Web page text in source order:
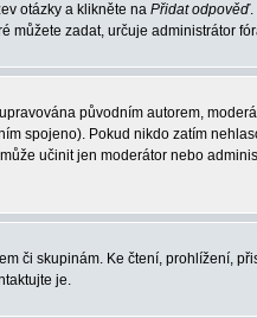
otázky a klikněte na Přidat odpověď.
můžete zadat, určuje administrátor
původním autorem,
spojeno). Pokud nikdo zatím
učinit jen moderátor nebo
či skupinám. Ke čtení, prohlížení,
je.